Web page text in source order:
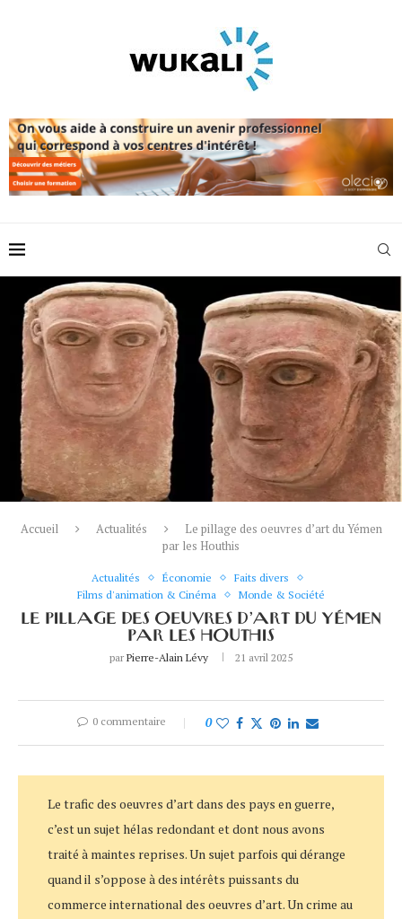
Accueil Actualités
Le pillage des oeuvres d’art du Yémen
par les Houthis
Actualités Économie
Faits divers
Films d'animation & Cinéma
Monde & Société
LE PILLAGE DES OEUVRES D’ART DU YÉMEN
PAR LES HOUTHIS
par Pierre-Alain Lévy 21 avril 2025
0 commentaire 0
Le trafic des oeuvres d’art dans des pays en guerre,
c’est un sujet hélas redondant et dont nous avons
traité à maintes reprises. Un sujet parfois qui dérange
quand il s’oppose à des intérêts puissants du
commerce international des oeuvres d’art. Un crime au